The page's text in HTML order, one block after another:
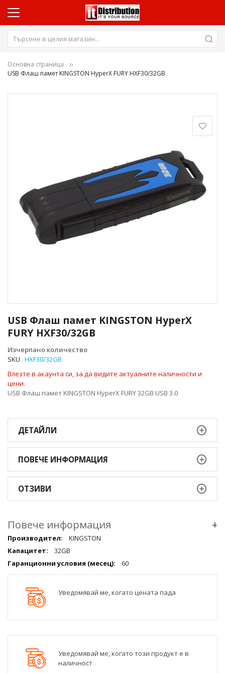
Основна страница
USB Флаш памет KINGSTON HyperX FURY HXF30/32GB
USB Флаш памет KINGSTON HyperX
FURY HXF30/32GB
Изчерпано количество
SKU HXF30/32GB
Влезте в акаунта си, за да видите актуалните наличности и
цени.
USB Флаш памет KINGSTON HyperX FURY 32GB USB 3.0
към
началото
на
галерия
със
ДЕТАЙЛИ
ПОВЕЧЕ ИНФОРМАЦИЯ
ОТЗИВИ
Повече информация +
Повече
информация
KINGSTON
32GB
60
Уведомявай ме, когато цената пада
Уведомявай ме, когато този продукт е в
наличност